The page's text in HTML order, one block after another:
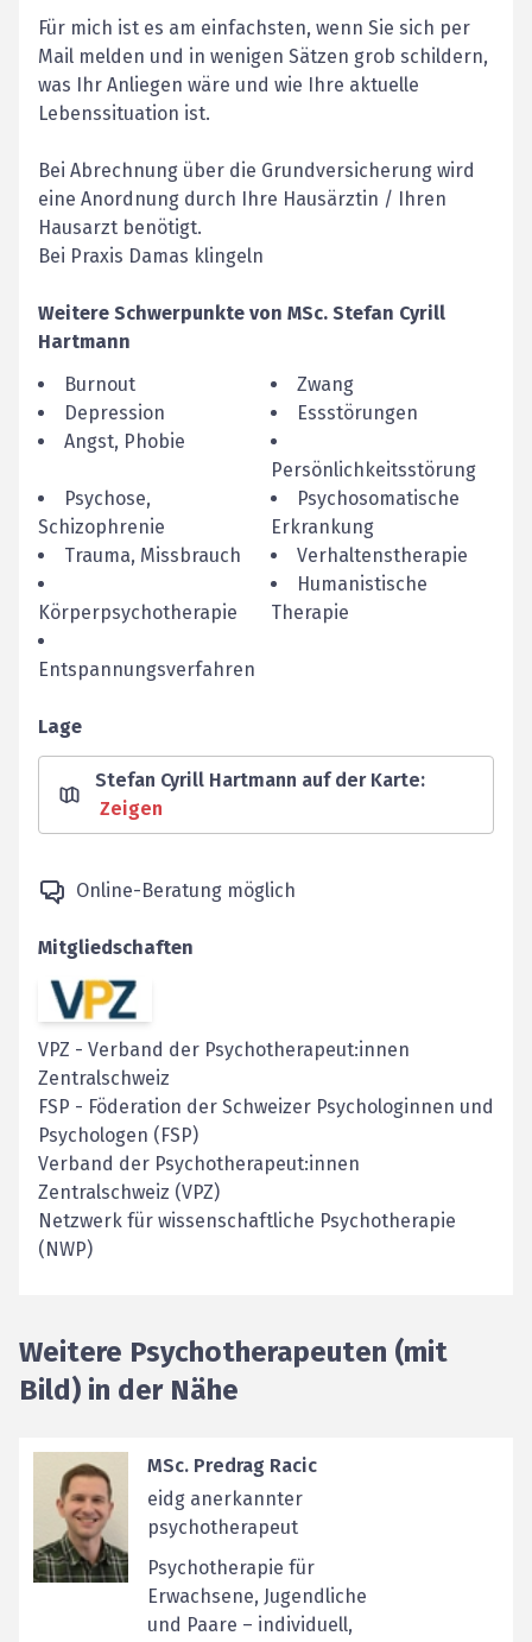
Für mich ist es am einfachsten, wenn Sie sich per
Mail melden und in wenigen Sätzen grob schildern,
was Ihr Anliegen wäre und wie Ihre aktuelle
Lebenssituation ist.
Bei Abrechnung über die Grundversicherung wird
eine Anordnung durch Ihre Hausärztin / Ihren
Hausarzt benötigt.
Bei Praxis Damas klingeln
Weitere Schwerpunkte von MSc. Stefan Cyrill
Hartmann
Burnout
Zwang
Depression
Essstörungen
Angst, Phobie
Persönlichkeitsstörung
Psychose,
Schizophrenie
Psychosomatische
Erkrankung
Trauma, Missbrauch
Verhaltenstherapie
Körperpsychotherapie
Humanistische
Therapie
Entspannungsverfahren
Lage
Stefan Cyrill Hartmann auf der Karte:
Zeigen
Online-Beratung möglich
Mitgliedschaften
VPZ - Verband der Psychotherapeut:innen
Zentralschweiz
FSP - Föderation der Schweizer Psychologinnen und
Psychologen (FSP)
Verband der Psychotherapeut:innen
Zentralschweiz (VPZ)
Netzwerk für wissenschaftliche Psychotherapie
(NWP)
Weitere Psychotherapeuten (mit
Bild) in der Nähe
MSc. Predrag Racic
eidg anerkannter
psychotherapeut
Psychotherapie für
Erwachsene, Jugendliche
und Paare – individuell,